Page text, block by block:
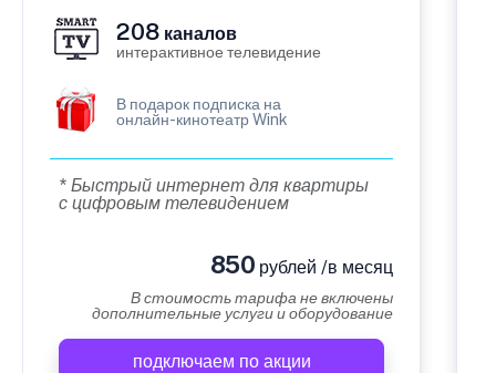
208 каналов
интерактивное телевидение
В подарок подписка на
онлайн-кинотеатр Wink
* Быстрый интернет для квартиры
с цифровым телевидением
850 рублей /в месяц
В стоимость тарифа не включены
дополнительные услуги и оборудование
подключаем по акции